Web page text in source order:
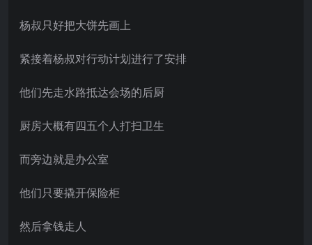
杨叔只好把大饼先画上
紧接着杨叔对行动计划进行了安排
他们先走水路抵达会场的后厨
厨房大概有四五个人打扫卫生
而旁边就是办公室
他们只要撬开保险柜
然后拿钱走人